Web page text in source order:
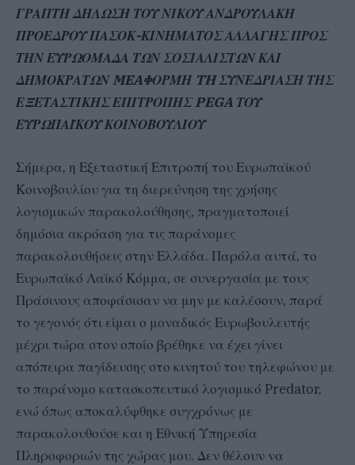
ΓΡΑΠΤΗ ΔΗΛΩΣΗ ΤΟΥ ΝΙΚΟΥ ΑΝΔΡΟΥΛΑΚΗ
ΠΡΟΕΔΡΟΥ ΠΑΣΟΚ-ΚΙΝΗΜΑΤΟΣ ΑΛΛΑΓΗΣ ΠΡΟΣ
ΤΗΝ ΕΥΡΩΟΜΑΔΑ ΤΩΝ ΣΟΣΙΑΛΙΣΤΩΝ ΚΑΙ
ΔΗΜΟΚΡΑΤΩΝ MEAΦΟΡΜΗ TH ΣΥΝΕΔΡΙΑΣΗ ΤΗΣ
ΕΞΕΤΑΣΤΙΚΗΣ ΕΠΙΤΡΟΠΗΣ PEGA ΤΟΥ
ΕΥΡΩΠΑΪΚΟΥ ΚΟΙΝΟΒΟΥΛΙΟΥ
Σήμερα, η Εξεταστική Επιτροπή του Ευρωπαϊκού
Κοινοβουλίου για τη διερεύνηση της χρήσης
λογισμικών παρακολούθησης, πραγματοποιεί
δημόσια ακρόαση για τις παράνομες
παρακολουθήσεις στην Ελλάδα. Παρόλα αυτά, το
Ευρωπαϊκό Λαϊκό Κόμμα, σε συνεργασία με τους
Πράσινους αποφάσισαν να μην με καλέσουν, παρά
το γεγονός ότι είμαι ο μοναδικός Ευρωβουλευτής
μέχρι τώρα στον οποίο βρέθηκε να έχει γίνει
απόπειρα παγίδευσης στο κινητού του τηλεφώνου με
το παράνομο κατασκοπευτικό λογισμικό Predator,
ενώ όπως αποκαλύφθηκε συγχρόνως με
παρακολουθούσε και η Εθνική Υπηρεσία
Πληροφοριών της χώρας μου. Δεν θέλουν να